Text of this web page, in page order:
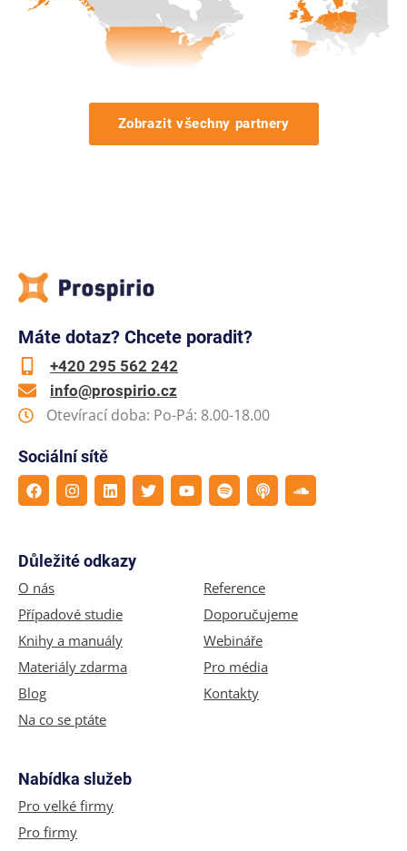
Zobrazit všechny partnery
Máte dotaz? Chcete poradit?
+420 295 562 242
info@prospirio.cz
Otevírací doba: Po-Pá: 8.00-18.00
Sociální sítě
Důležité odkazy
O nás
Případové studie
Knihy a manuály
Materiály zdarma
Blog
Na co se ptáte
Reference
Doporučujeme
Webináře
Pro média
Kontakty
Nabídka služeb
Pro velké firmy
Pro firmy